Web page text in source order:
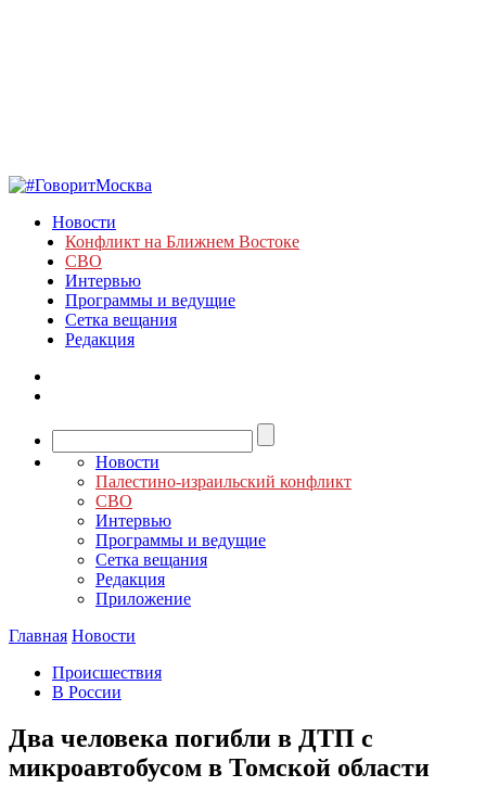
Новости
Конфликт на Ближнем Востоке
СВО
Интервью
Программы и ведущие
Сетка вещания
Редакция
Новости
Палестино-израильский конфликт
СВО
Интервью
Программы и ведущие
Сетка вещания
Редакция
Приложение
Главная Новости
Происшествия
В России
Два человека погибли в ДТП с
микроавтобусом в Томской области